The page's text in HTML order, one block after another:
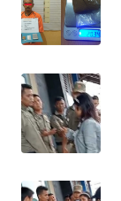
WN
MALUT
WN
DAIRI
WN
TOBA